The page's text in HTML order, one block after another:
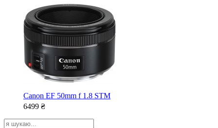
Canon EF 50mm f 1.8 STM
6499 ₴